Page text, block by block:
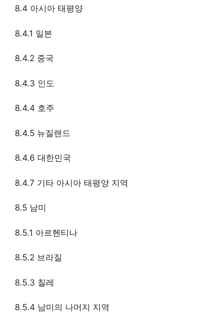
8.4 아시아 태평양
8.4.1 일본
8.4.2 중국
8.4.3 인도
8.4.4 호주
8.4.5 뉴질랜드
8.4.6 대한민국
8.4.7 기타 아시아 태평양 지역
8.5 남미
8.5.1 아르헨티나
8.5.2 브라질
8.5.3 칠레
8.5.4 남미의 나머지 지역